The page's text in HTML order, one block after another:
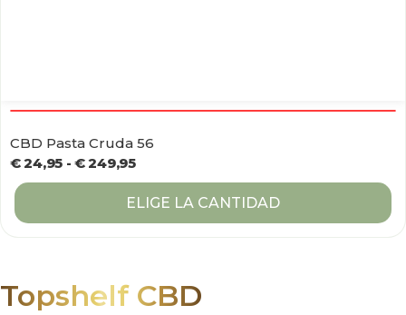
CBD Pasta Cruda 56
€24,95 - €249,95
ELIGE LA CANTIDAD
Topshelf CBD